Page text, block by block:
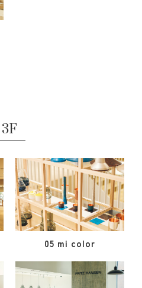
3F
05 mi color